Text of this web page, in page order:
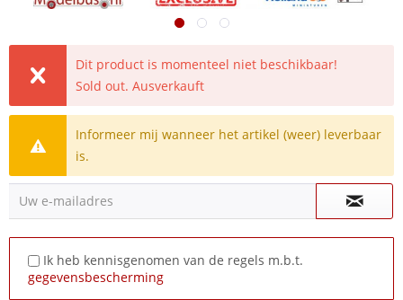
Dit product is momenteel niet beschikbaar!
Sold out. Ausverkauft
Informeer mij wanneer het artikel (weer) leverbaar
is.
Uw e-mailadres
Ik heb kennisgenomen van de regels m.b.t.
gegevensbescherming